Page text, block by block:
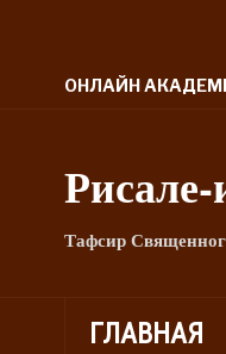
ОНЛАЙН
Тафсир
ГЛАВНАЯ